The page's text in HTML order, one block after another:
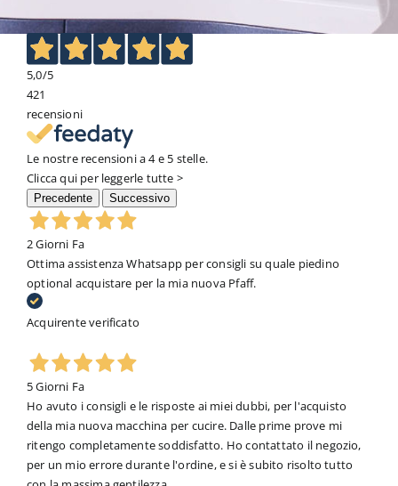
5,0/5
421
recensioni
Le nostre recensioni a 4 e 5 stelle.
Clicca qui per leggerle tutte >
Precedente Successivo
2 Giorni Fa
Ottima assistenza Whatsapp per consigli su quale piedino
optional acquistare per la mia nuova Pfaff.
Acquirente verificato
5 Giorni Fa
Ho avuto i consigli e le risposte ai miei dubbi, per l'acquisto
della mia nuova macchina per cucire. Dalle prime prove mi
ritengo completamente soddisfatto. Ho contattato il negozio,
per un mio errore durante l'ordine, e si è subito risolto tutto